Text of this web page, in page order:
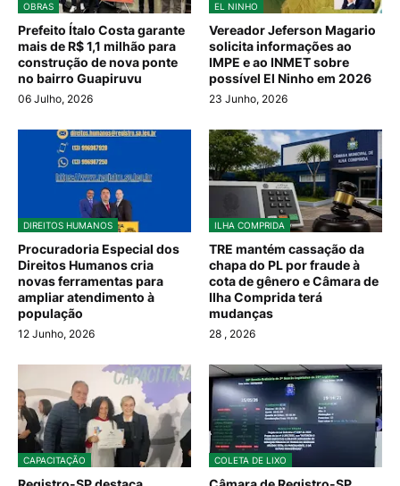
OBRAS
Prefeito Ítalo Costa garante
mais de R$ 1,1 milhão para
construção de nova ponte
no bairro Guapiruvu
06 Julho, 2026
EL NINHO
Vereador Jeferson Magario
solicita informações ao
IMPE e ao INMET sobre
possível El Ninho em 2026
23 Junho, 2026
DIREITOS HUMANOS
Procuradoria Especial dos
Direitos Humanos cria
novas ferramentas para
ampliar atendimento à
população
12 Junho, 2026
ILHA COMPRIDA
TRE mantém cassação da
chapa do PL por fraude à
cota de gênero e Câmara de
Ilha Comprida terá
mudanças
28 , 2026
CAPACITAÇÃO COLETA DE LIXO